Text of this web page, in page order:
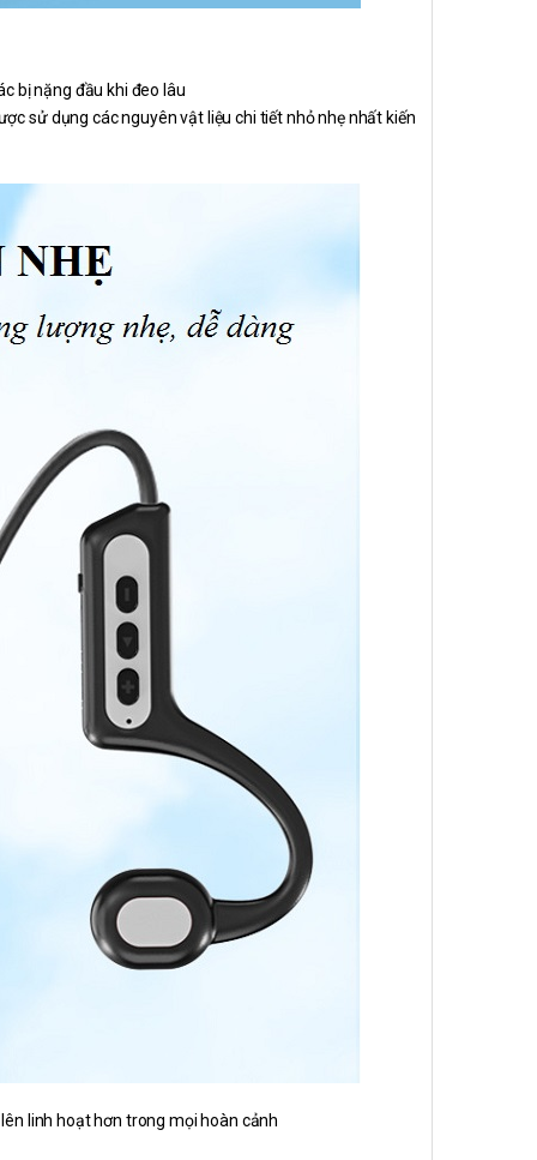
bị nặng đầu khi đeo lâu
sử dụng các nguyên vật liệu chi tiết nhỏ nhẹ nhất kiến
linh hoạt hơn trong mọi hoàn cảnh